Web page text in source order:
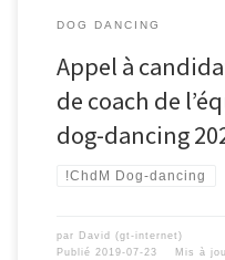
DOG DANCING
Appel à
de coach de
dog-dancing
!ChdM Dog-dancing
par David (gt-internet)
Publié 2019-07-23 Mis à